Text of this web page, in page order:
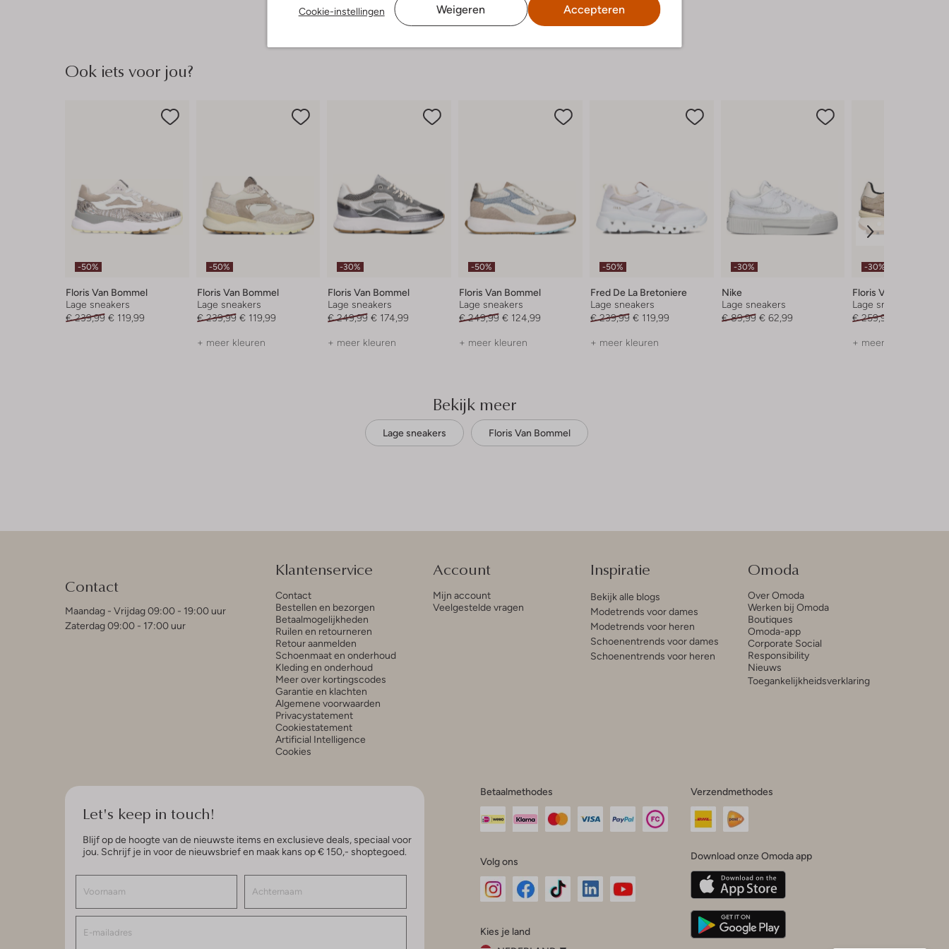
Cookie-instellingen Weigeren Accepteren
Ook iets voor jou?
-50%
Floris Van Bommel
Lage sneakers
€ 239,99 € 119,99
-50%
Floris Van Bommel
Lage sneakers
€ 239,99 € 119,99
+ meer kleuren
-30%
Floris Van Bommel
Lage sneakers
€ 249,99 € 174,99
+ meer kleuren
-50%
Floris Van Bommel
Lage sneakers
€ 249,99 € 124,99
+ meer kleuren
-50%
Fred De La Bretoniere
Lage sneakers
€ 239,99 € 119,99
+ meer kleuren
-30%
Nike
Lage sneakers
€ 89,99 € 62,99
-30%
Floris Van Bommel
Lage sneakers
€ 259,99
+ meer kleuren
Bekijk meer
Lage sneakers Floris Van Bommel
Contact
Maandag - Vrijdag 09:00 - 19:00 uur
Zaterdag 09:00 - 17:00 uur
Klantenservice
Contact
Bestellen en bezorgen
Betaalmogelijkheden
Ruilen en retourneren
Retour aanmelden
Schoenmaat en onderhoud
Kleding en onderhoud
Meer over kortingscodes
Garantie en klachten
Algemene voorwaarden
Privacystatement
Cookiestatement
Artificial Intelligence
Cookies
Account
Mijn account
Veelgestelde vragen
Inspiratie
Bekijk alle blogs
Modetrends voor dames
Modetrends voor heren
Schoenentrends voor dames
Schoenentrends voor heren
Omoda
Over Omoda
Werken bij Omoda
Boutiques
Omoda-app
Corporate Social
Responsibility
Nieuws
Toegankelijkheidsverklaring
Let's keep in touch!
Blijf op de hoogte van de nieuwste items en exclusieve deals, speciaal voor
jou. Schrijf je in voor de nieuwsbrief en maak kans op € 150,- shoptegoed.
Betaalmethodes
Volg ons
InstagramFacebook
Kies je land
Verzendmethodes
Download onze Omoda app